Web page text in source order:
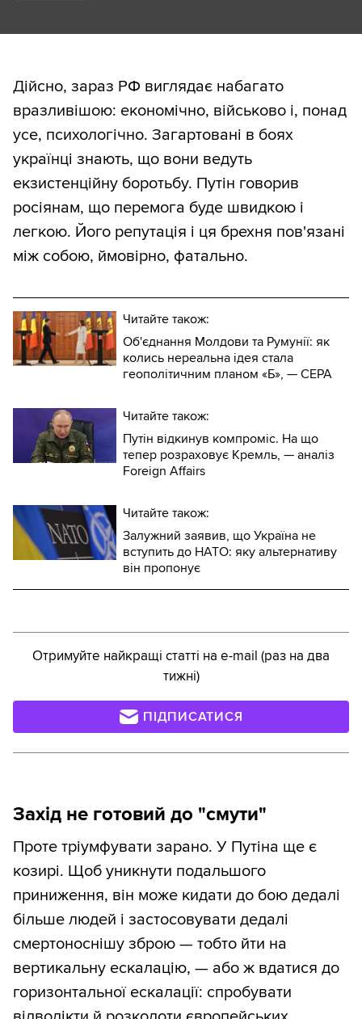
Дійсно, зараз РФ виглядає набагато
вразливішою: економічно, військово і, понад
усе, психологічно. Загартовані в боях
українці знають, що вони ведуть
екзистенційну боротьбу. Путін говорив
росіянам, що перемога буде швидкою і
легкою. Його репутація і ця брехня пов'язані
між собою, ймовірно, фатально.
Читайте також:
Об'єднання Молдови та Румунії: як
колись нереальна ідея стала
геополітичним планом «Б», — CEPA
Читайте також:
Путін відкинув компроміс. На що
тепер розраховує Кремль, — аналіз
Foreign Affairs
Читайте також:
Залужний заявив, що Україна не
вступить до НАТО: яку альтернативу
він пропонує
Отримуйте найкращі статті на e-mail (раз на два
тижні)
ПІДПИСАТИСЯ
Захід не готовий до "смути"
Проте тріумфувати зарано. У Путіна ще є
козирі. Щоб уникнути подальшого
приниження, він може кидати до бою дедалі
більше людей і застосовувати дедалі
смертоноснішу зброю — тобто йти на
вертикальну ескалацію, — або ж вдатися до
горизонтальної ескалації: спробувати